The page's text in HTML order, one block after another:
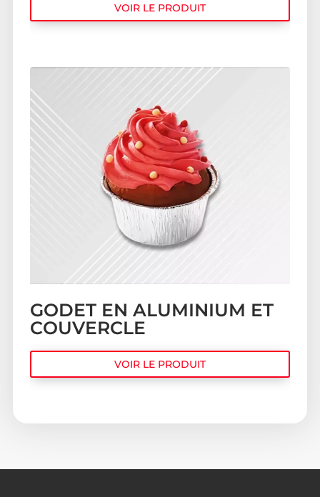
VOIR LE PRODUIT
GODET EN ALUMINIUM ET
COUVERCLE
VOIR LE PRODUIT